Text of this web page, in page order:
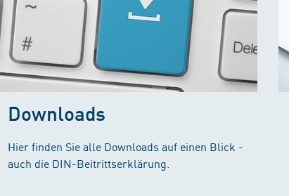
Downloads
Hier finden Sie alle Downloads auf einen Blick -
auch die DIN-Beitrittserklärung.